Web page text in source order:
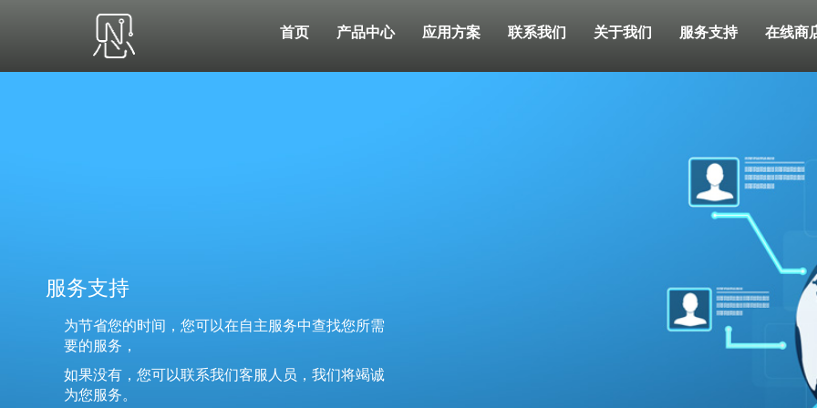
首页 产品中心 应用方案 联系我们 关于我们 服务支持 在线商
服务支持
为节省您的时间，您可以在自主服务中查找您所需
要的服务，
如果没有，您可以联系我们客服人员，我们将竭诚
为您服务。